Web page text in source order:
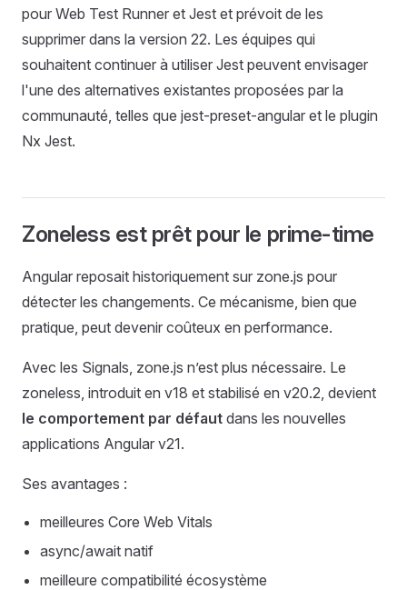
pour Web Test Runner et Jest et prévoit de les
supprimer dans la version 22. Les équipes qui
souhaitent continuer à utiliser Jest peuvent envisager
l'une des alternatives existantes proposées par la
communauté, telles que jest-preset-angular et le plugin
Nx Jest.
Zoneless est prêt pour le prime-time
Angular reposait historiquement sur zone.js pour
détecter les changements. Ce mécanisme, bien que
pratique, peut devenir coûteux en performance.
Avec les Signals, zone.js n’est plus nécessaire. Le
zoneless, introduit en v18 et stabilisé en v20.2, devient
le comportement par défaut dans les nouvelles
applications Angular v21.
Ses avantages :
meilleures Core Web Vitals
async/await natif
meilleure compatibilité écosystème